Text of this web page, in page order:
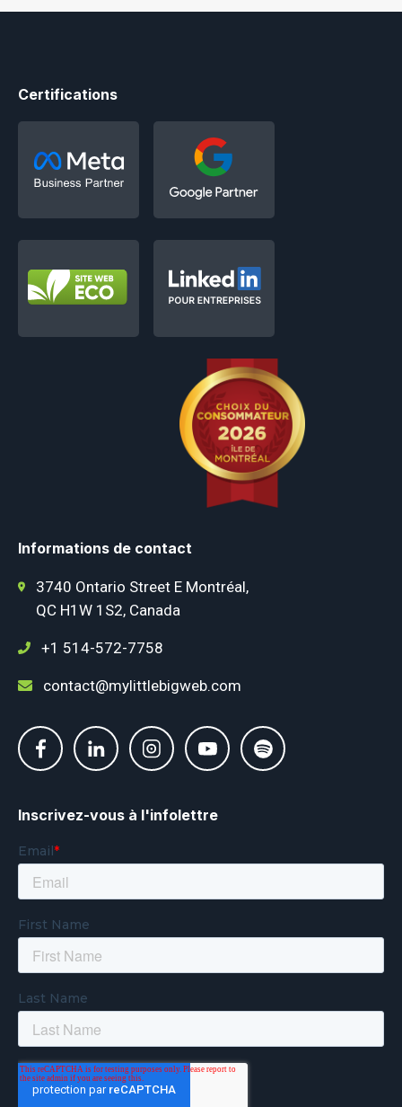
Certifications
Informations de contact
3740 Ontario Street E Montréal,
QC H1W 1S2, Canada
+1 514-572-7758
contact@mylittlebigweb.com
Inscrivez-vous à l'infolettre